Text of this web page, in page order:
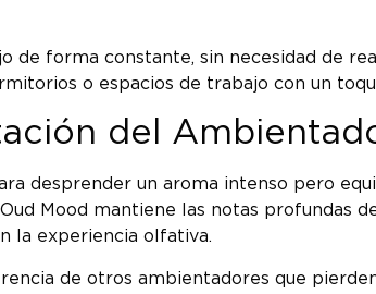
de forma constante, sin necesidad de
o espacios de trabajo con un
del
desprender un aroma intenso pero
Mood mantiene las notas profundas
la experiencia olfativa.
de otros ambientadores que